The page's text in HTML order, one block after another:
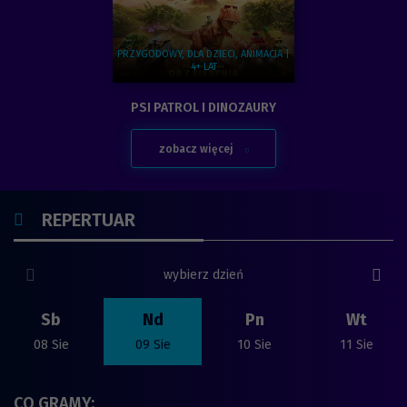
PRZYGODOWY, DLA DZIECI, ANIMACJA |
4+ LAT
Zobacz więcej na temat:
PSI PATROL I DINOZAURY
zobacz więcej
SPRAWDŹ
REPERTUAR
wybierz dzień
Sb
08 Sie
Nd
09 Sie
Pn
10 Sie
Wt
11 Sie